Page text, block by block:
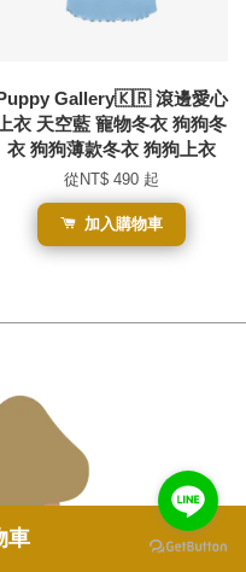
車
Gallery🇰🇷 滾邊愛心
上衣 天空藍 寵物冬衣 狗狗冬
衣 狗狗薄款冬衣 狗狗上衣
從 NT$ 490 起
加入購物車